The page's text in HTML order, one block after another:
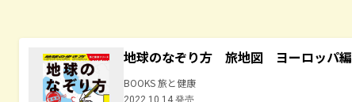
地球のなぞり方 旅地図 ヨーロッパ編
BOOKS 旅と健康
2022.10.14 発売